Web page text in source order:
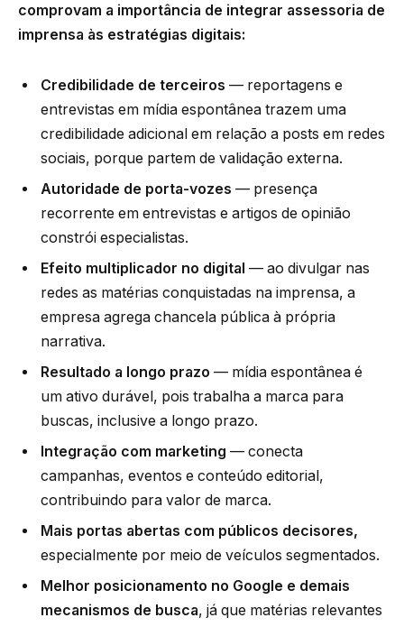
comprovam a importância de integrar assessoria de
imprensa às estratégias digitais:
Credibilidade de terceiros — reportagens e
entrevistas em mídia espontânea trazem uma
credibilidade adicional em relação a posts em redes
sociais, porque partem de validação externa.
Autoridade de porta-vozes — presença
recorrente em entrevistas e artigos de opinião
constrói especialistas.
Efeito multiplicador no digital — ao divulgar nas
redes as matérias conquistadas na imprensa, a
empresa agrega chancela pública à própria
narrativa.
Resultado a longo prazo — mídia espontânea é
um ativo durável, pois trabalha a marca para
buscas, inclusive a longo prazo.
Integração com marketing — conecta
campanhas, eventos e conteúdo editorial,
contribuindo para valor de marca.
Mais portas abertas com públicos decisores,
especialmente por meio de veículos segmentados.
Melhor posicionamento no Google e demais
mecanismos de busca, já que matérias relevantes